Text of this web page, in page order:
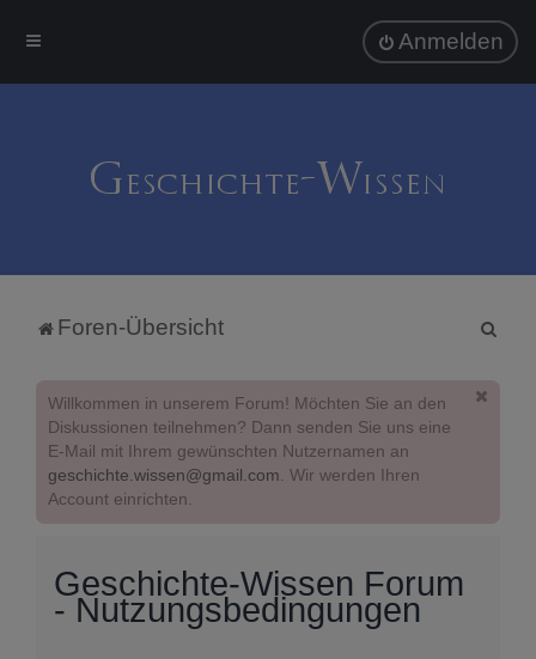
Anmelden
Foren-Übersicht
Willkommen in unserem Forum! Möchten Sie an den
Diskussionen teilnehmen? Dann senden Sie uns eine
E-Mail mit Ihrem gewünschten Nutzernamen an
geschichte.wissen@gmail.com. Wir werden Ihren
Account einrichten.
Geschichte-Wissen Forum
- Nutzungsbedingungen